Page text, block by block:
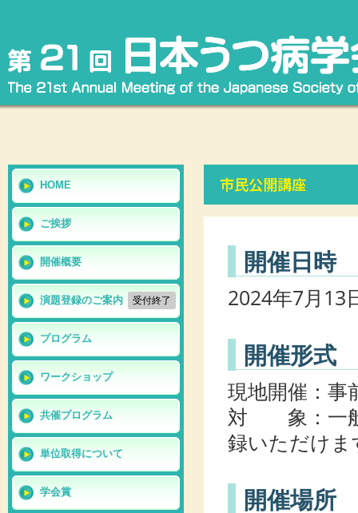
HOME
ご挨拶
開催概要
演題登録のご案内 受付終了
プログラム
ワークショップ
共催プログラム
単位取得について
学会賞
市民公開講座
開催日時
2024年7月13
開催形式
現地開催：事
対 象：一般
録いただけま
開催場所